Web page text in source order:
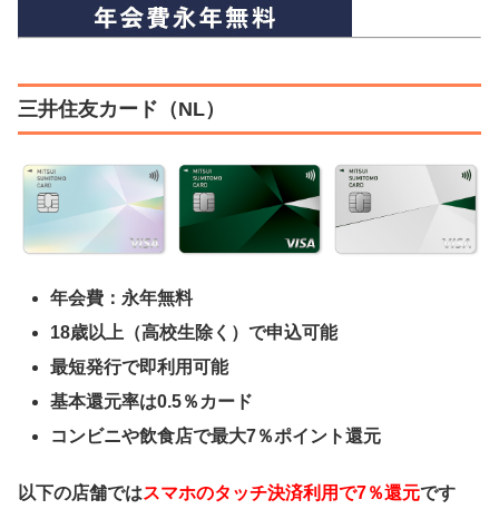
三井住友カード（NL）
年会費：永年無料
18歳以上（高校生除く）で申込可能
最短発行で即利用可能
基本還元率は0.5％カード
コンビニや飲食店で最大7％ポイント還元
以下の店舗ではスマホのタッチ決済利用で7％還元です